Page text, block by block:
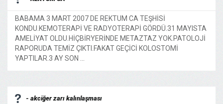
BABAMA 3 MART 2007 DE REKTUM CA TEŞHİSİ
KONDU.KEMOTERAPİ VE RADYOTERAPİ GÖRDÜ.31 MAYISTA
AMELİYAT OLDU.HİÇBİRYERİNDE METAZTAZ YOK.PATOLOJİ
RAPORUDA TEMİZ ÇIKTI.FAKAT GEÇİCİ KOLOSTOMİ
YAPTILAR.3 AY SON ...
- akciğer zarı kalınlaşması